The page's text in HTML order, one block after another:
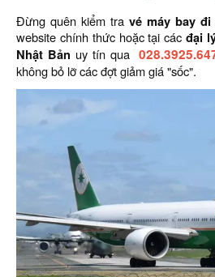
Đừng quên kiểm tra vé máy bay đi
website chính thức hoặc tại các đại
Nhật Bản uy tín qua
không bỏ lỡ các đợt giảm giá "sốc".